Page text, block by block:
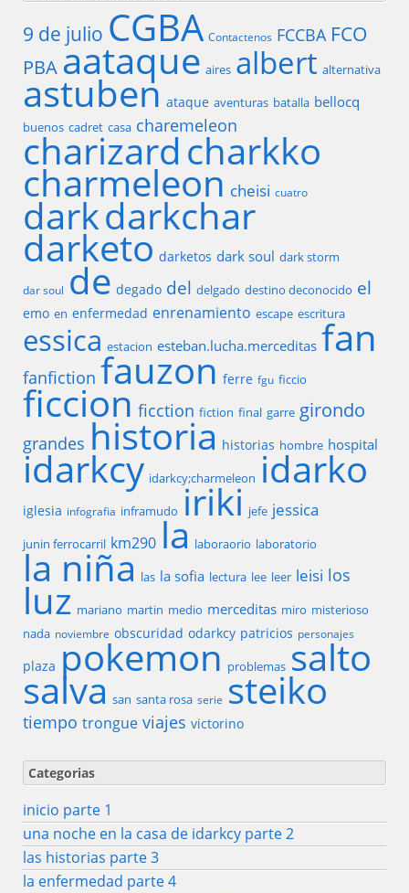
9 de julio CGBA Contactenos FCCBA FCO
PBA aataque aires albert alternativa
astuben ataque aventuras batalla bellocq
buenos cadret casa charemeleon
charizard charkko
charmeleon cheisi cuatro
darkdarkchar
darketo darketos dark soul dark storm
dar soul de degado del delgado destino deconocido el
emo en enfermedad enrenamiento escape escritura
essica estacion esteban.lucha.merceditas fan
fanfiction fauzon ferre fgu ficcio
ficcion ficction fiction final garre girondo
grandes historia historias hombre hospital
idarkcy idarkcy;charmeleon idarko
iglesia infografia inframudo iriki jefe jessica
junin ferrocarril km290 la laboraorio laboratorio
la niña las la sofia lectura lee leer leisi los
luz mariano martin medio merceditas miro misterioso
nada noviembre obscuridad odarkcy patricios personajes
plaza pokemon problemas salto
salva san santa rosa serie steiko
tiempo trongue viajes victorino
Categorias
inicio parte 1
una noche en la casa de idarkcy parte 2
las historias parte 3
la enfermedad parte 4